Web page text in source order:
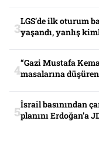
LGS’de ilk oturum
yaşandı, yanlış
“Gazi Mustafa
masalarına
İsrail basınından
planını Erdoğan’a